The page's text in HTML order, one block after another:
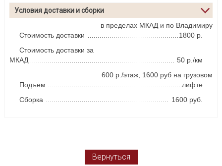
Условия доставки и сборки
Стоимость доставки
в пределах МКАД и по Владимиру
1800 р.
Стоимость доставки за
МКАД
50 р./км
Подъем
600 р./этаж, 1600 руб на грузовом
лифте
Сборка
1600 руб.
Вернуться